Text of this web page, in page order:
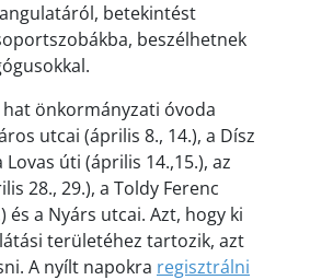
betekintést
beszélhetnek
önkormányzati óvoda
utcai (április 8., 14.), a Dísz
úti (április 14.,15.), az
28., 29.), a Toldy Ferenc
és a Nyárs utcai. Azt, hogy ki
területéhez tartozik, azt
A nyílt napokra regisztrálni